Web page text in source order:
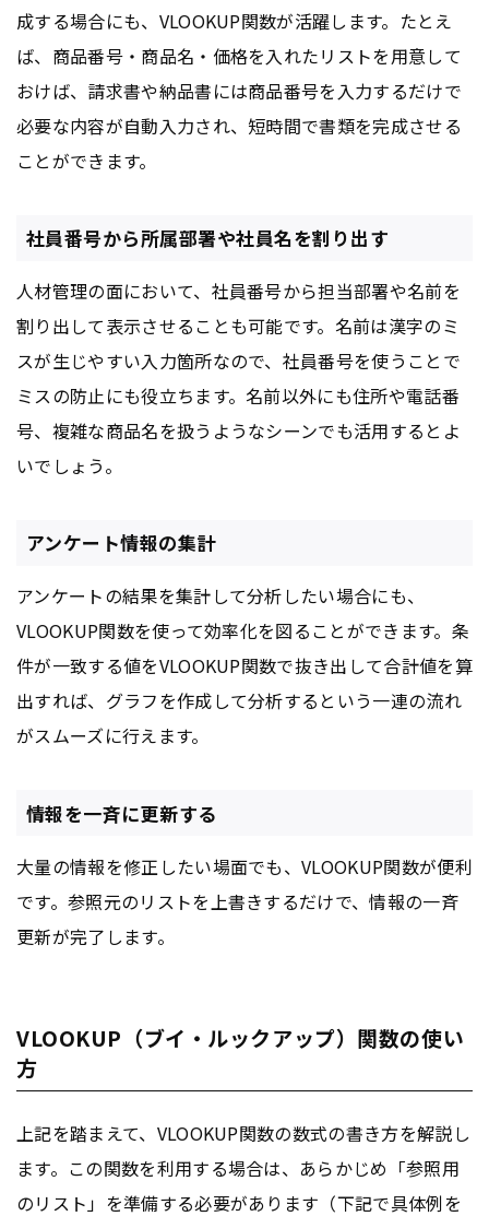
成する場合にも、VLOOKUP関数が活躍します。たとえ
ば、商品番号・商品名・価格を入れたリストを用意して
おけば、請求書や納品書には商品番号を入力するだけで
必要な内容が自動入力され、短時間で書類を完成させる
ことができます。
社員番号から所属部署や社員名を割り出す
人材管理の面において、社員番号から担当部署や名前を
割り出して表示させることも可能です。名前は漢字のミ
スが生じやすい入力箇所なので、社員番号を使うことで
ミスの防止にも役立ちます。名前以外にも住所や電話番
号、複雑な商品名を扱うようなシーンでも活用するとよ
いでしょう。
アンケート情報の集計
アンケートの結果を集計して分析したい場合にも、
VLOOKUP関数を使って効率化を図ることができます。条
件が一致する値をVLOOKUP関数で抜き出して合計値を算
出すれば、グラフを作成して分析するという一連の流れ
がスムーズに行えます。
情報を一斉に更新する
大量の情報を修正したい場面でも、VLOOKUP関数が便利
です。参照元のリストを上書きするだけで、情報の一斉
更新が完了します。
VLOOKUP（ブイ・ルックアップ）関数の使い
方
上記を踏まえて、VLOOKUP関数の数式の書き方を解説し
ます。この関数を利用する場合は、あらかじめ「参照用
のリスト」を準備する必要があります（下記で具体例を